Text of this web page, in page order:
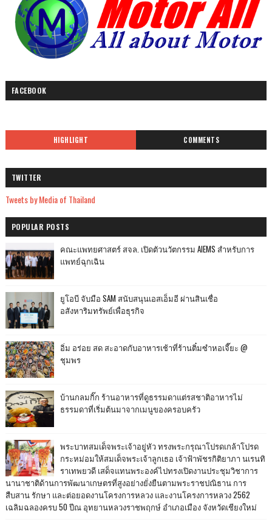
FACEBOOK
HIGHLIGHT COMMENTS
TWITTER
Tweets by Media of Thailand
POPULAR POSTS
คณะแพทยศาสตร์ สจล. เปิดตัวนวัตกรรม AIEMS สำหรับการ
แพทย์ฉุกเฉิน
ยูโอบี จับมือ SAM สนับสนุนเอสเอ็มอี ผ่านสินเชื่อ
อสังหาริมทรัพย์เพื่อธุรกิจ
อิ่ม อร่อย สด สะอาดกับอาหารเช้าที่ร้านติ๋มซำหอเจี๊ยะ @
ชุมพร
บ้านกลมกิ๊ก ร้านอาหารที่ดูธรรมดาแต่รสชาติอาหารไม่
ธรรมดาที่เริ่มต้นมาจากเมนูของครอบครัว
พระบาทสมเด็จพระเจ้าอยู่หัว ทรงพระกรุณาโปรดเกล้าโปรด
กระหม่อมให้สมเด็จพระเจ้าลูกเธอ เจ้าฟ้าพัชรกิติยาภา นเรนทิ
ราเทพยวดี เสด็จแทนพระองค์ไปทรงเปิดงานประชุมวิชาการ
นานาชาติด้านการพัฒนาเกษตรที่สูงอย่างยั่งยืนตามพระราชปณิธาน การ
สืบสาน รักษา และต่อยอดงานโครงการหลวง และงานโครงการหลวง 2562
เฉลิมฉลองครบ 50 ปีณ อุทยานหลวงราชพฤกษ์ อำเภอเมือง จังหวัดเชียงใหม่